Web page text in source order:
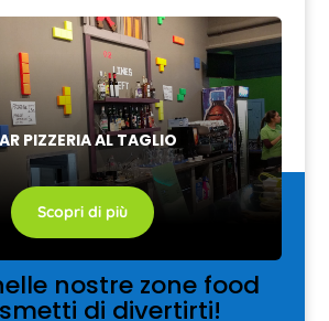
PIZZERIA AL TAGLIO
Scopri di più
nostre zone food
di divertirti!